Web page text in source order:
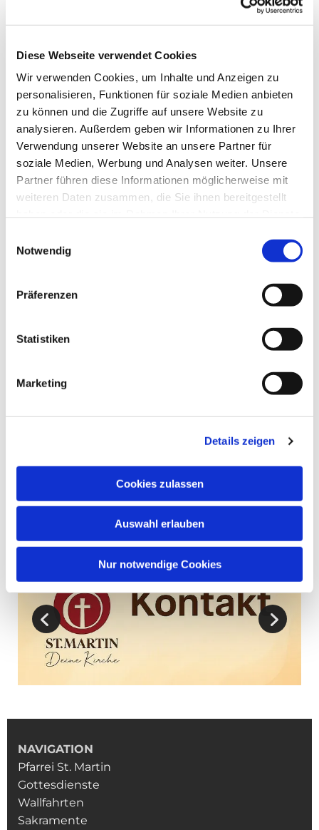
Diese Webseite verwendet Cookies
Wir verwenden Cookies, um Inhalte und Anzeigen zu
personalisieren, Funktionen für soziale Medien anbieten
zu können und die Zugriffe auf unsere Website zu
analysieren. Außerdem geben wir Informationen zu Ihrer
Verwendung unserer Website an unsere Partner für
soziale Medien, Werbung und Analysen weiter. Unsere
Partner führen diese Informationen möglicherweise mit
weiteren Daten zusammen, die Sie ihnen bereitgestellt
Notwendig
Präferenzen
Statistiken
Marketing
Details zeigen
Cookies zulassen
Auswahl erlauben
Nur notwendige Cookies
5. Ihre Banking-App übernimmt nun die
notwendigen Daten für die Überweisung. Den
schnell selbst ein.
6. Sie klicken auf "Senden" oder "Überweisen"
und geben die Zahlung mit ihrem genutzten
Sicherungsverfahren frei
Schon haben Sie eine digitale Spende bei uns
abgegeben und unsere Pfarrgemeinde St. Martin
untertützt.
NAVIGATION
Pfarrei St. Martin
Gottesdienste
Wallfahrten
Sakramente